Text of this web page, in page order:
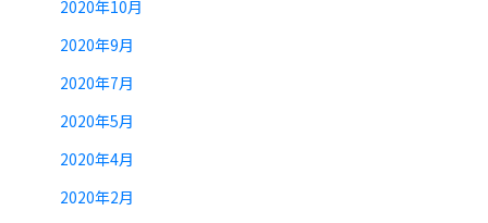
2020年10月
2020年9月
2020年7月
2020年5月
2020年4月
2020年2月